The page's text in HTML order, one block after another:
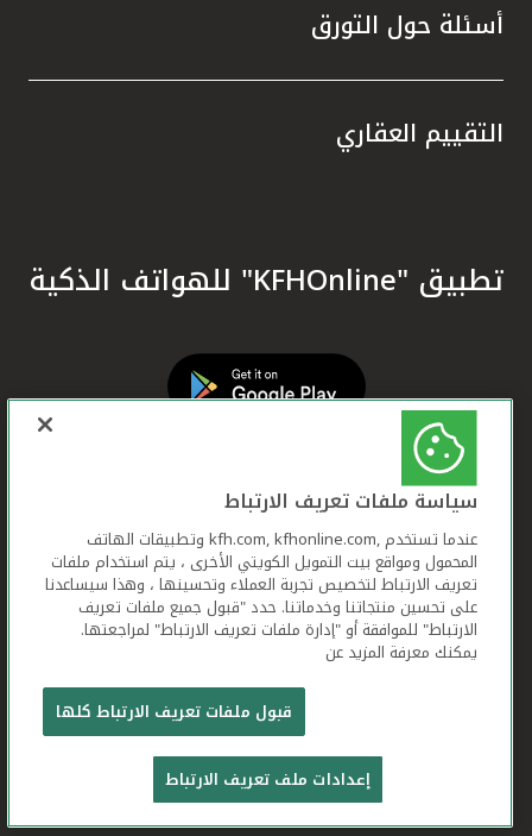
تواصل معنا
أسئلة حول التورق
التقييم العقاري
تطبيق "KFHOnline" للهواتف الذكية
بيت التمويل الكويتي جميع الحقوق محفوظة © 2026
شروط وأحكام استخدام الموقع الإلكتروني
تعريف الارتباط بيان الخصوصية
سياسة ملفات تعريف الارتباط
عندما تستخدم ,kfh.com, kfhonline.com وتطبيقات الهاتف
المحمول ومواقع بيت التمويل الكويتي الأخرى ، يتم استخدام ملفات
تعريف الارتباط لتخصيص تجربة العملاء وتحسينها ، وهذا سيساعدنا
على تحسين منتجاتنا وخدماتنا. حدد "قبول جميع ملفات تعريف
الارتباط" للموافقة أو "إدارة ملفات تعريف الارتباط" لمراجعتها.
يمكنك معرفة المزيد عن
قبول ملفات تعريف الارتباط كلها
إعدادات ملف تعريف الارتباط